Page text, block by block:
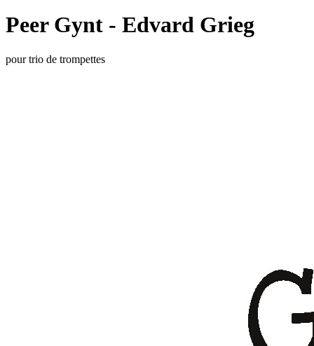
Peer Gynt - Edvard Grieg
pour trio de trompettes